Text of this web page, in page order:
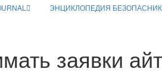
ЭНЦИКЛОПЕДИЯ
заявки